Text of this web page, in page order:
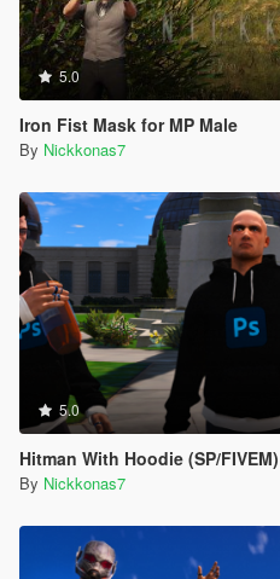
5.0
Iron Fist Mask for MP Male
By Nickkonas7
5.0
Hitman With Hoodie (SP/FIVEM)
By Nickkonas7